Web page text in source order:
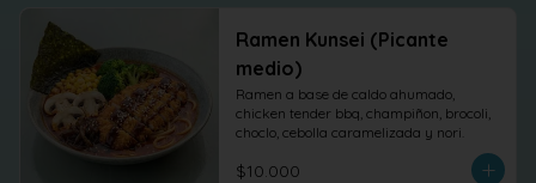
Ramen Kunsei (Picante
medio)
Ramen a base de caldo ahumado,
chicken tender bbq, champiñon, brocoli,
choclo, cebolla caramelizada y nori.
$10.000